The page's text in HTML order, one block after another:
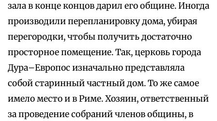
зала в конце концов дарил его общине. Иногда
производили перепланировку дома, убирая
перегородки, чтобы получить достаточно
просторное помещение. Так, церковь города
Дура–Европос изначально представляла
собой старинный частный дом. То же самое
имело место и в Риме. Хозяин, ответственный
за проведение собраний членов общины, в